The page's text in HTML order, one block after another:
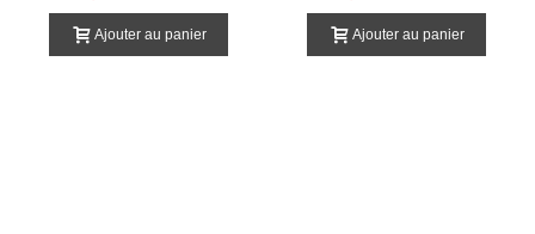
Ajouter au panier Ajouter au panier